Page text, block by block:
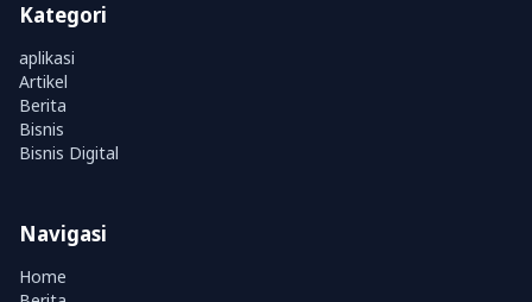
Kategori
aplikasi
Artikel
Berita
Bisnis
Bisnis Digital
Navigasi
Home